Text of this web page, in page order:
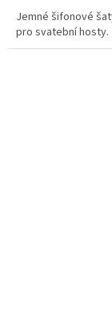
Jemné šifonové
pro svatební hosty.